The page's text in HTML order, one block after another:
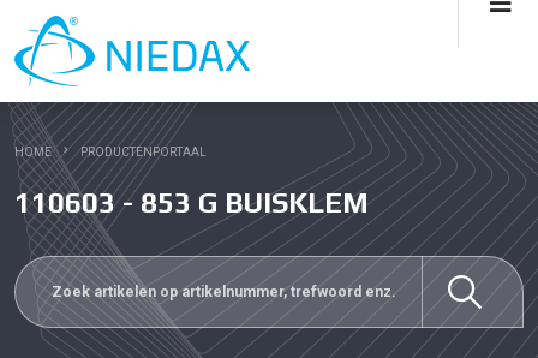
HOME PRODUCTENPORTAAL
110603 - 853 G BUISKLEM